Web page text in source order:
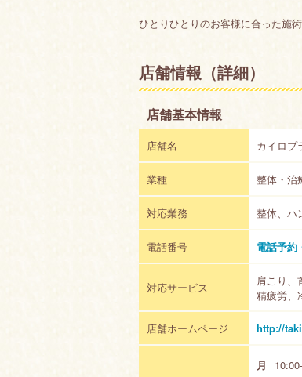
ひとりひとりのお客様に合った施
店舗情報（詳細）
店舗基本情報
店舗名 カイロ
業種 整体・治
対応業務 整体、ハ
電話番号 電話予約
対応サービス
肩こり、
精疲労、
店舗ホームページ http://
月